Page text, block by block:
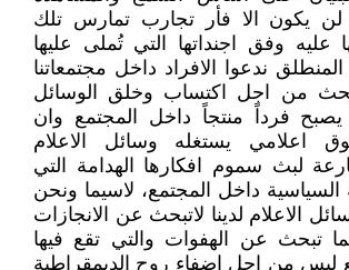
لن يكون الا فأر تجارب تمارس تلك
عليه وفق اجنداتها التي تُملى عليها
ندعوا الافراد داخل مجتمعاتنا
من اجل اكتساب وخلق الوسائل
يصبح فرداً منتجاً داخل المجتمع وان
اعلامي يستغله وسائل الاعلام
لبث سموم افكارها الهدامة التي
السياسية داخل المجتمع، لاسيما ونحن
الاعلام لدينا لاتبحث عن الانجازات
تبحث عن الهفوات والتي تقع فيها
ليس من اجل اضفاء روح الديمقراطية